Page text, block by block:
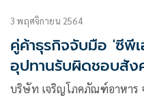
3 พฤศจิกายน 2564
คู่ค้าธุรกิจจับมือ 'ซีพี
อุปทานรับผิดชอบสั
บริษัท เจริญโภคภัณฑ์อาหาร